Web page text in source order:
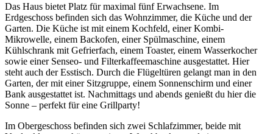
Das Haus bietet Platz für maximal fünf Erwachsene. Im
Erdgeschoss befinden sich das Wohnzimmer, die Küche und der
Garten. Die Küche ist mit einem Kochfeld, einer Kombi-
Mikrowelle, einem Backofen, einer Spülmaschine, einem
Kühlschrank mit Gefrierfach, einem Toaster, einem Wasserkocher
sowie einer Senseo- und Filterkaffeemaschine ausgestattet. Hier
steht auch der Esstisch. Durch die Flügeltüren gelangt man in den
Garten, der mit einer Sitzgruppe, einem Sonnenschirm und einer
Bank ausgestattet ist. Nachmittags und abends genießt du hier die
Sonne – perfekt für eine Grillparty!
Im Obergeschoss befinden sich zwei Schlafzimmer, beide mit